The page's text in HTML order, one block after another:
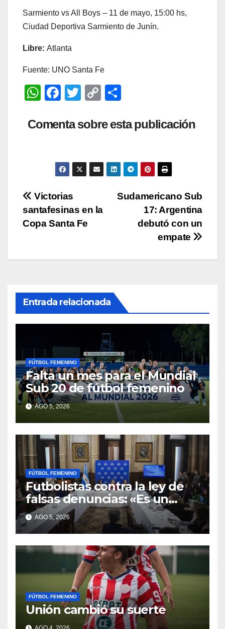
Sarmiento vs All Boys – 11 de mayo, 15:00 hs,
Ciudad Deportiva Sarmiento de Junín.
Libre: Atlanta
Fuente: UNO Santa Fe
W
at
p
F
c
b
o
o
k
T
tt
C
p
Li
n
m
ar
tir
Comenta sobre esta publicación
Navegación
de
Sudamericano Sub
17: Argentina
debutó con un
empate
Victorias
santafesinas en la
Copa Santa Fe
Entrada relacionada
FÚTBOL FEMENINO
Falta un mes para el Mundial
Sub 20 de fútbol femenino
AGO 5, 2026
FÚTBOL FEMENINO
Futbolistas contra la ley de
falsas denuncias: «Es un
escudo para violentos»
AGO 5, 2026
FÚTBOL FEMENINO
Unión cambió su suerte